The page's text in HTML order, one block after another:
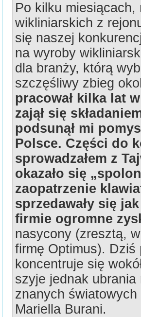
Po kilku miesiącach,
wikliniarskich z
się naszej
na wyroby
dla branży, którą
szczęśliwy zbieg
pracował kilka lat
zajął się
podsunął mi
Polsce. Części do
sprowadzałem z
okazało się
zaopatrzenie
sprzedawały się
firmie ogromne
nasycony (zresztą,
firmę Optimus). Dziś
koncentruje się
szyje jednak
znanych
Mariella Burani.